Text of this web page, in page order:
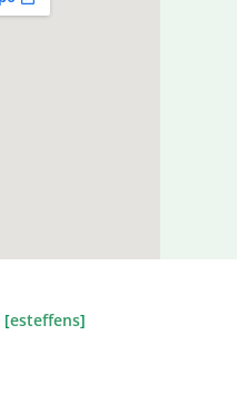
[esteffens]